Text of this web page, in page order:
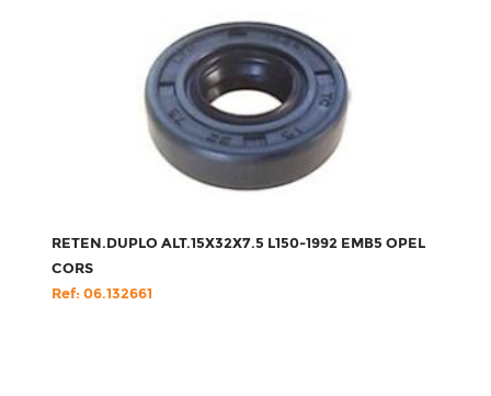
RETEN.DUPLO ALT.15X32X7.5 L150-1992 EMB5 OPEL
CORS
Ref: 06.132661